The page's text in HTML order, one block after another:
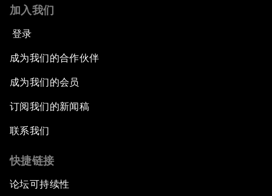
加入我们
登录
成为我们的合作伙伴
成为我们的会员
订阅我们的新闻稿
联系我们
快捷链接
论坛可持续性